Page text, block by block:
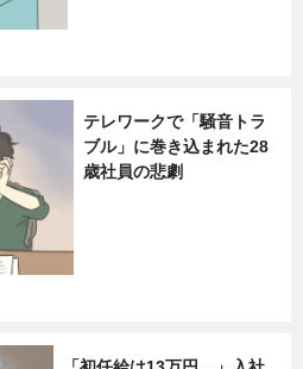
テレワークで「騒音トラ
ブル」に巻き込まれた28
歳社員の悲劇